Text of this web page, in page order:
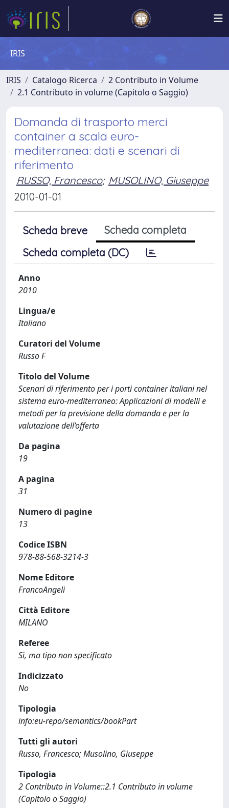
IRIS
IRIS Catalogo Ricerca
2 Contributo in Volume
2.1 Contributo in volume (Capitolo o Saggio)
Domanda di trasporto merci
container a scala euro-
mediterranea: dati e scenari di
riferimento
RUSSO, Francesco; MUSOLINO, Giuseppe
2010-01-01
Scheda breve
Scheda completa
Scheda completa (DC)
Anno
2010
Lingua/e
Italiano
Curatori del Volume
Russo F
Titolo del Volume
Scenari di riferimento per i porti container italiani nel
sistema euro-mediterraneo: Applicazioni di modelli e
metodi per la previsione della domanda e per la
valutazione dell’offerta
Da pagina
19
A pagina
31
Numero di pagine
13
Codice ISBN
978-88-568-3214-3
Nome Editore
FrancoAngeli
Città Editore
MILANO
Referee
Sì, ma tipo non specificato
Indicizzato
No
Tipologia
info:eu-repo/semantics/bookPart
Tutti gli autori
Russo, Francesco; Musolino, Giuseppe
Tipologia
2 Contributo in Volume::2.1 Contributo in volume
(Capitolo o Saggio)